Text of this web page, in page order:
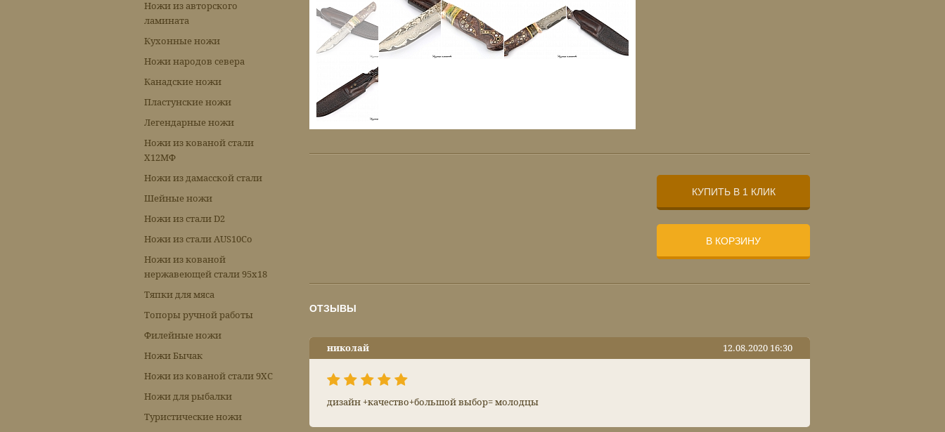
КУПИТЬ В 1 КЛИК
В КОРЗИНУ
ОТЗЫВЫ
николай 12.08.2020 16:30
дизайн +качество+большой выбор= молодцы
Ножи из авторского
ламината
Кухонные ножи
Ножи народов севера
Канадские ножи
Пластунские ножи
Легендарные ножи
Ножи из кованой стали
Х12МФ
Ножи из дамасской стали
Шейные ножи
Ножи из стали D2
Ножи из стали AUS10Co
Ножи из кованой
нержавеющей стали 95х18
Тяпки для мяса
Топоры ручной работы
Филейные ножи
Ножи Бычак
Ножи из кованой стали 9ХС
Ножи для рыбалки
Туристические ножи